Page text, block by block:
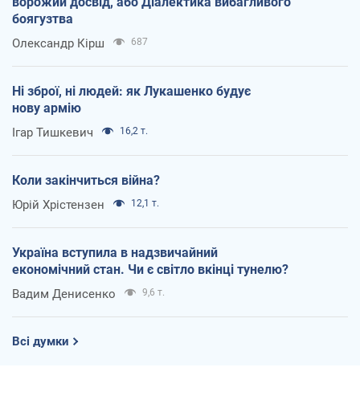
боягузтва
Олександр Кірш 687
Ні зброї, ні людей: як Лукашенко будує
нову армію
Ігар Тишкевич 16,2 т.
Коли закінчиться війна?
Юрій Хрістензен 12,1 т.
Україна вступила в надзвичайний
економічний стан. Чи є світло вкінці тунелю?
Вадим Денисенко 9,6 т.
Всі думки